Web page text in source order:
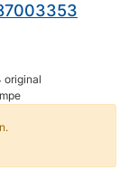
original